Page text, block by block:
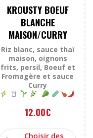
KROUSTY BOEUF
BLANCHE
MAISON/CURRY
Riz blanc, sauce thaï
maison, oignons
frits, persil, Boeuf et
Fromagère et sauce
Curry
12.00€
Choisir des